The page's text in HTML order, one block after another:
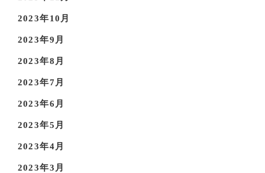
2023年10月
2023年9月
2023年8月
2023年7月
2023年6月
2023年5月
2023年4月
2023年3月